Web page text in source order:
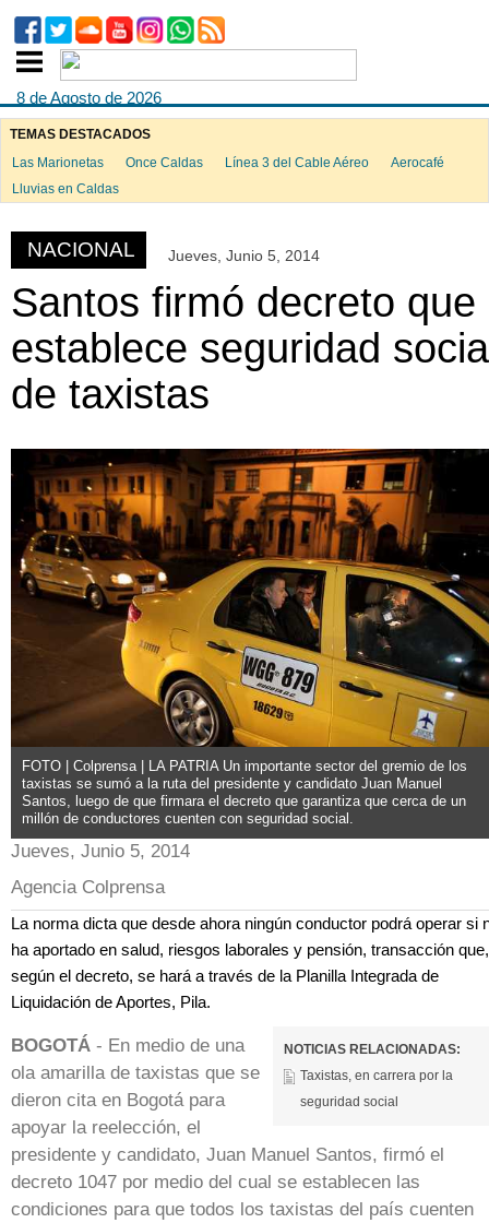
8 de Agosto de 2026
TEMAS DESTACADOS
Las Marionetas
Once Caldas Línea 3 del Cable Aéreo
Aerocafé
Lluvias en Caldas
NACIONAL Jueves, Junio 5, 2014
Santos firmó decreto que
establece seguridad
de taxistas
FOTO | Colprensa | LA PATRIA Un importante sector del gremio de los
taxistas se sumó a la ruta del presidente y candidato Juan Manuel
Santos, luego de que firmara el decreto que garantiza que cerca de un
millón de conductores cuenten con seguridad social.
Jueves, Junio 5, 2014
Agencia Colprensa
La norma dicta que desde ahora ningún conductor podrá operar si
ha aportado en salud, riesgos laborales y pensión, transacción que,
según el decreto, se hará a través de la Planilla Integrada de
Liquidación de Aportes, Pila.
NOTICIAS RELACIONADAS:
Taxistas, en carrera por la
seguridad social
BOGOTÁ - En medio de una
ola amarilla de taxistas que se
dieron cita en Bogotá para
apoyar la reelección, el
presidente y candidato, Juan Manuel Santos, firmó el
decreto 1047 por medio del cual se establecen las
condiciones para que todos los taxistas del país cuenten